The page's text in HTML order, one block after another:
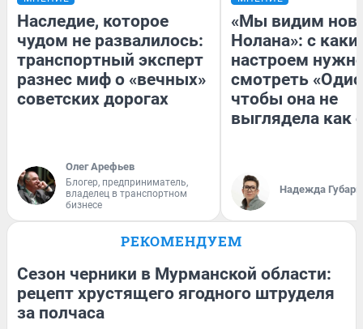
Наследие, которое
чудом не развалилось:
транспортный эксперт
разнес миф о «вечных»
советских дорогах
Олег Арефьев
Блогер, предприниматель,
владелец в транспортном
бизнесе
«Мы видим
Нолана»: с
настроем
смотреть
чтобы она не
выглядела как
Надежда Губарь
РЕКОМЕНДУЕМ
Сезон черники в Мурманской области:
рецепт хрустящего ягодного штруделя
за полчаса